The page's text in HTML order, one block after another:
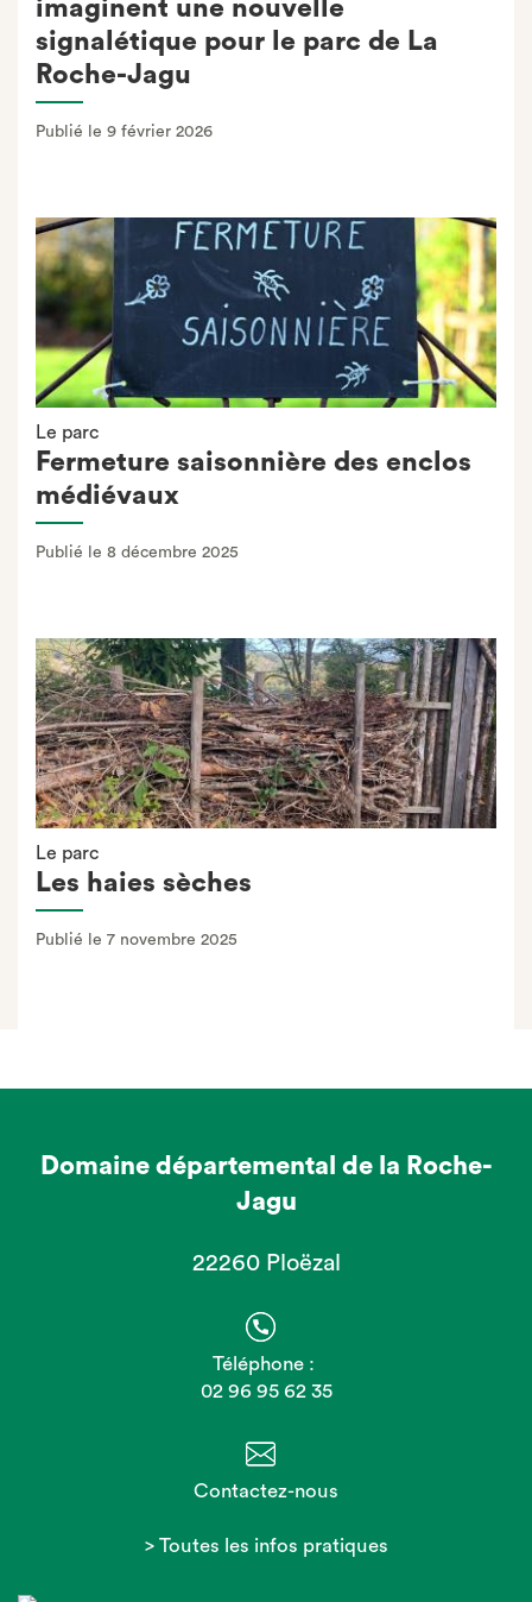
imaginent une nouvelle
signalétique pour le parc de La
Roche-Jagu
Publié le 9 février 2026
Le parc
Fermeture saisonnière des enclos
médiévaux
Publié le 8 décembre 2025
Le parc
Les haies sèches
Publié le 7 novembre 2025
Domaine départemental de la Roche-
Jagu
22260 Ploëzal
Téléphone :
02 96 95 62 35
Contactez-nous
> Toutes les infos pratiques